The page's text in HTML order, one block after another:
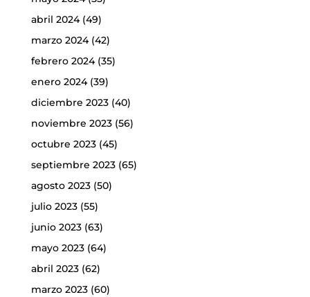
abril 2024(49)
marzo 2024(42)
febrero 2024(35)
enero 2024(39)
diciembre 2023(40)
noviembre 2023(56)
octubre 2023(45)
septiembre 2023(65)
agosto 2023(50)
julio 2023(55)
junio 2023(63)
mayo 2023(64)
abril 2023(62)
marzo 2023(60)